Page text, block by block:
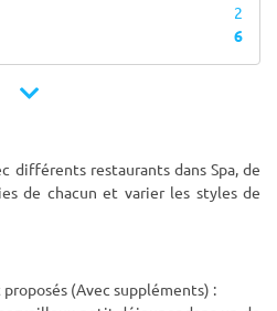
2
6
différents restaurants dans Spa, de
de chacun et varier les styles de
(Avec suppléments) :